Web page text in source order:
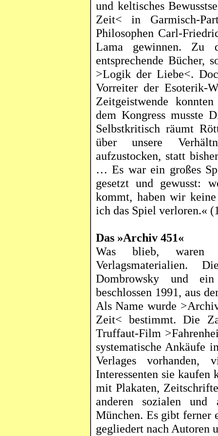
und keltisches
Zeit< in Garmisch-
Philosophen Carl-
Lama gewinnen. Zu
entsprechende Bücher,
>Logik der Liebe<.
Vorreiter der Esoterik-
Zeitgeistwende
dem Kongress musste
Selbstkritisch räumt
über unsere
aufzustocken, statt
… Es war ein großes
gesetzt und gewusst:
kommt, haben wir
ich das Spiel verloren.«
Das »Archiv 451«
Was blieb, waren
Verlagsmaterialien.
Dombrowskyund ein
beschlossen 1991, aus
Als Name wurde
Zeit< bestimmt. Die
Truffaut-Film
systematische Ankäufe
Verlages vorhanden,
Interessenten sie kaufen
mit Plakaten,
anderen sozialen und
München. Es gibt ferner
gegliedert nach Autoren